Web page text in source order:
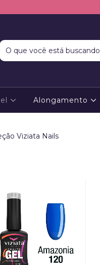
Alongamento
Viziata Nails